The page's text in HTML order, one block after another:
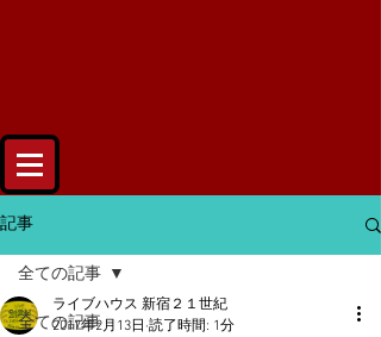
記事
全ての記事
全ての記事
ライブハウス 新宿２１世紀
2017年2月13日 読了時間: 1分